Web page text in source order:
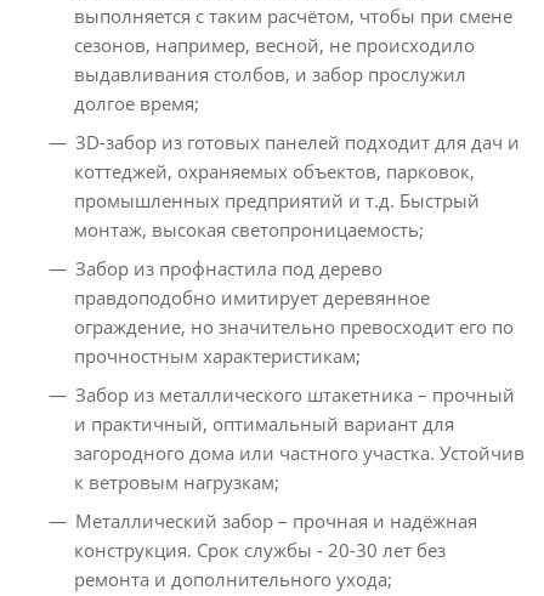
выполняется с таким расчётом, чтобы при смене
сезонов, например, весной, не происходило
выдавливания столбов, и забор прослужил
долгое время;
3D-забор из готовых панелей подходит для дач и
коттеджей, охраняемых объектов, парковок,
промышленных предприятий и т.д. Быстрый
монтаж, высокая светопроницаемость;
Забор из профнастила под дерево
правдоподобно имитирует деревянное
ограждение, но значительно превосходит его по
прочностным характеристикам;
Забор из металлического штакетника – прочный
и практичный, оптимальный вариант для
загородного дома или частного участка. Устойчив
к ветровым нагрузкам;
Металлический забор – прочная и надёжная
конструкция. Срок службы - 20-30 лет без
ремонта и дополнительного ухода;